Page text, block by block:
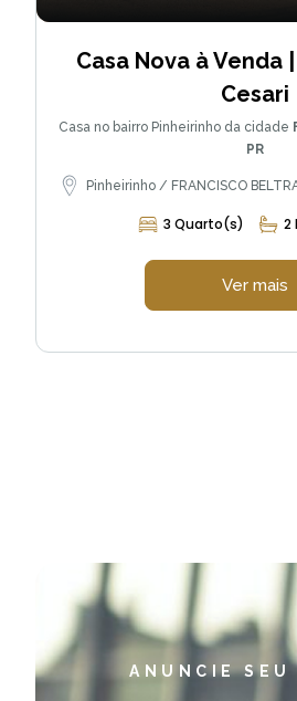
Casa Nova à
Cesari
Casa no bairro Pinheirinho da cidade
PR
Pinheirinho / FRANCISCO
3 Quarto(s) 2
Ver mais
ANUNCIE SEU